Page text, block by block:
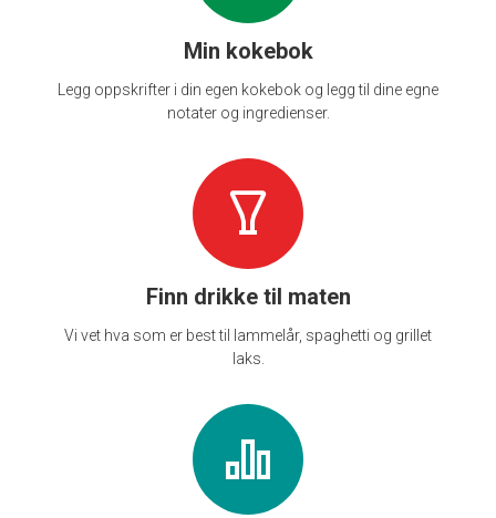
Min kokebok
Legg oppskrifter i din egen kokebok og legg til dine egne
notater og ingredienser.
Finn drikke til maten
Vi vet hva som er best til lammelår, spaghetti og grillet
laks.